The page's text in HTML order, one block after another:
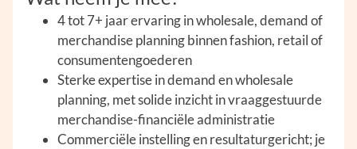
4 tot 7+ jaar ervaring in wholesale, demand of
merchandise planning binnen fashion, retail of
consumentengoederen
Sterke expertise in demand en wholesale
planning, met solide inzicht in vraaggestuurde
merchandise-financiële administratie
Commerciële instelling en resultaturgericht; je